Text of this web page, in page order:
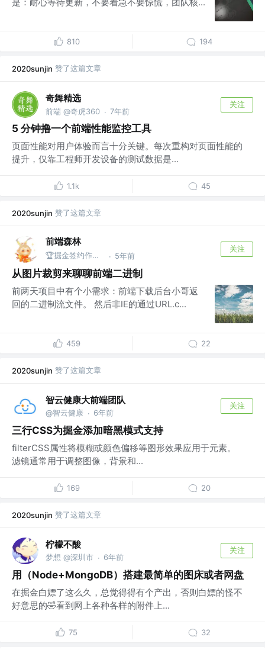
810 194
2020sunjin 赞了这篇文章
奇舞精选
前端 @奇虎360 · 7年前
关注
5 分钟撸一个前端性能监控工具
页面性能对用户体验而言十分关键。每次重构对页面性能的
提升，仅靠工程师开发设备的测试数据是...
1.1k 45
2020sunjin 赞了这篇文章
前端森林
🏆掘金签约作者 | Coding、篮球、旅行 @Cosen · 5年前
关注
从图片裁剪来聊聊前端二进制
前两天项目中有个小需求：前端下载后台小哥返
回的二进制流文件。 然后非IE的通过URL.c...
459 22
2020sunjin 赞了这篇文章
智云健康大前端团队
@智云健康 · 6年前
关注
三行CSS为掘金添加暗黑模式支持
filterCSS属性将模糊或颜色偏移等图形效果应用于元素。
滤镜通常用于调整图像，背景和...
169 20
2020sunjin 赞了这篇文章
柠檬不酸
梦想 @深圳市 · 6年前
关注
用（Node+MongoDB）搭建最简单的图床或者网盘
在掘金白嫖了这么久，总觉得得有个产出，否则白嫖的怪不
好意思的🤣看到网上各种各样的附件上...
75 32